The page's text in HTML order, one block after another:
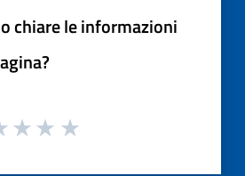
chiare le informazioni